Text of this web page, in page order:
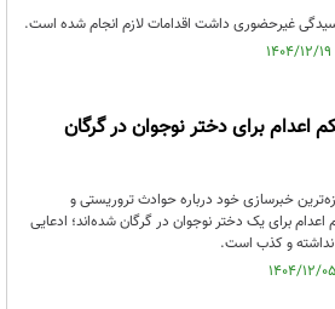
غیرحضوری داشت اقدامات لازم انجام شده است.
اعدام برای دختر نوجوان در گرگان
خبرسازی خود درباره حوادث تروریستی و
برای یک دختر نوجوان در گرگان شده‌اند؛ ادعایی
و کذب است.